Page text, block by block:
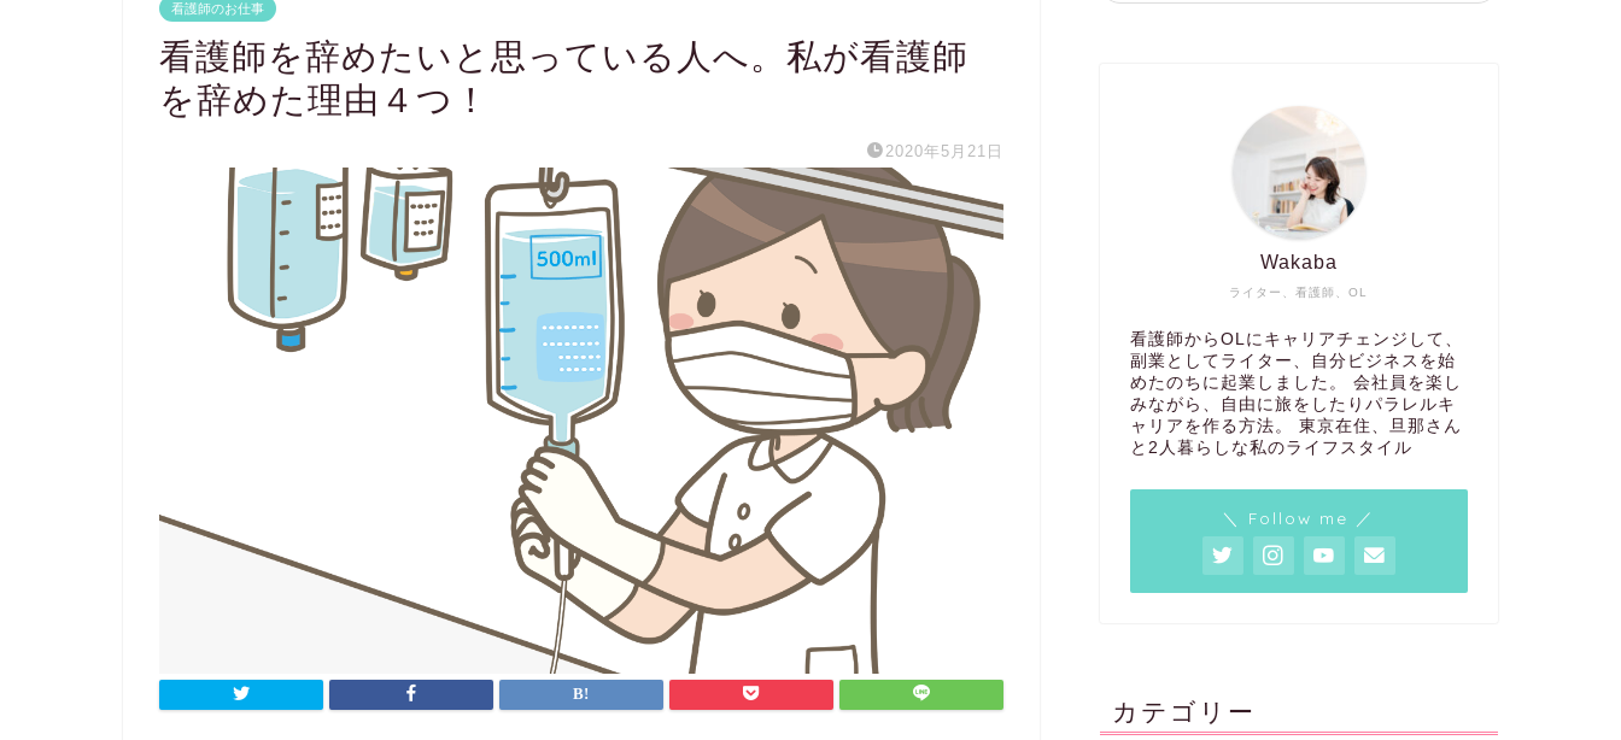
看護師のお仕事
看護師を辞めたいと思っている人へ。私が看護師
を辞めた理由４つ！
2020年5月21日
ライター、看護師、OL
Wakaba
看護師からOLにキャリアチェンジして、
副業としてライター、自分ビジネスを始
めたのちに起業しました。 会社員を楽し
みながら、自由に旅をしたりパラレルキ
ャリアを作る方法。 東京在住、旦那さん
と2人暮らしな私のライフスタイル
＼ Follow me ／
カテゴリー